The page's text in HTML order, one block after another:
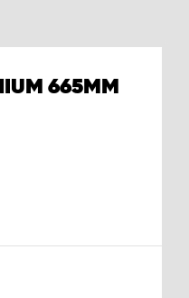
665MM